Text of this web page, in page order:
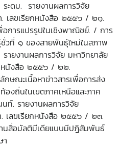
ดม. รายงานผลการวิจัย
. เลขเรียกหนังสือ ๒๕๕๖ / ๒๑.
การแปรรูปในเชิงพาณิชย์. / การ
ที่ ๑ ของสายพันธุ์ใหม่ในสภาพ
ยงานผลการวิจัย มหาวิทยาลัย
หนังสือ ๒๕๕๖ / ๒๒.
กษณะเนื้อหาข่าวสารเพื่อการส่ง
งถิ่นในเขตภาคเหนือและภาค
. รายงานผลการวิจัย
เลขเรียกหนังสือ ๒๕๕๖ / ๒๓.
นสื่อมัลติมีเดียแบบมีปฎิสัมพันธ์
อุดมศึกษา